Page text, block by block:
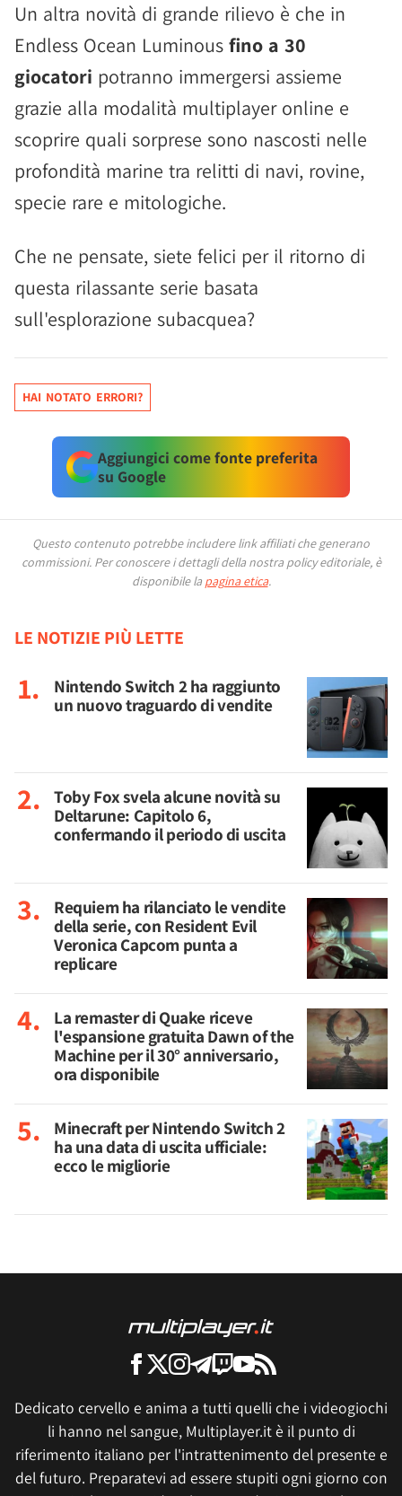
Un altra novità di grande rilievo è che in
Endless Ocean Luminous fino a 30
giocatori potranno immergersi assieme
grazie alla modalità multiplayer online e
scoprire quali sorprese sono nascosti nelle
profondità marine tra relitti di navi, rovine,
specie rare e mitologiche.
Che ne pensate, siete felici per il ritorno di
questa rilassante serie basata
sull'esplorazione subacquea?
HAI NOTATO ERRORI?
Aggiungici come fonte preferita
su Google
Questo contenuto potrebbe includere link affiliati che generano
commissioni. Per conoscere i dettagli della nostra policy editoriale, è
disponibile la pagina etica.
LE NOTIZIE PIÙ LETTE
Nintendo Switch 2 ha raggiunto
un nuovo traguardo di vendite
Toby Fox svela alcune novità su
Deltarune: Capitolo 6,
confermando il periodo di uscita
Requiem ha rilanciato le vendite
della serie, con Resident Evil
Veronica Capcom punta a
replicare
La remaster di Quake riceve
l'espansione gratuita Dawn of the
Machine per il 30° anniversario,
ora disponibile
Minecraft per Nintendo Switch 2
ha una data di uscita ufficiale:
ecco le migliorie
Dedicato cervello e anima a tutti quelli che i videogiochi
li hanno nel sangue, Multiplayer.it è il punto di
riferimento italiano per l'intrattenimento del presente e
del futuro. Preparatevi ad essere stupiti ogni giorno con